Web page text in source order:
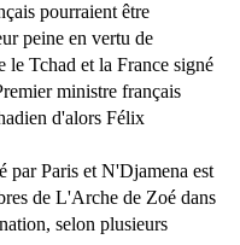
pourraient être
peine en vertu de
Tchad et la France signé
ministre français
d'alors Félix
par Paris et N'Djamena est
de L'Arche de Zoé dans
selon plusieurs